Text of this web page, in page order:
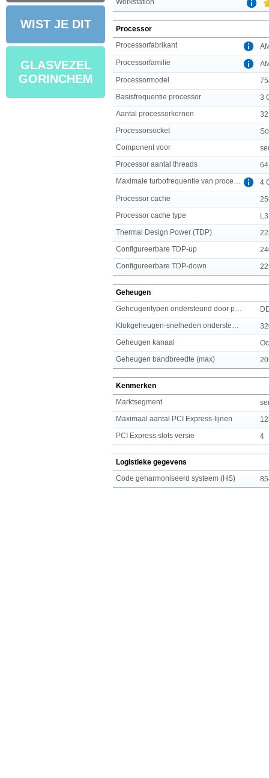
WIST JE DIT
GLASVEZEL
GORINCHEM
Processor
Processorfabrikant
Processorfamilie
Processormodel
Basisfrequentie processor
3
Aantal processorkernen
32
Processorsocket
Component voor
Processor aantal threads
64
4
Processor cache
Processor cache type
L3
Thermal Design Power (TDP)
Configureerbare TDP-up
Configureerbare TDP-down
Geheugen
Geheugen kanaal
Geheugen bandbreedte (max)
Kenmerken
Marktsegment
Maximaal aantal PCI Express-lijnen
PCI Express slots versie
4
Logistieke gegevens
Code geharmoniseerd systeem (HS)